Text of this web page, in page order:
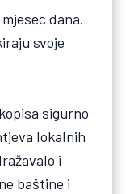
dana.
svoje
sigurno
lokalnih
i
baštine i